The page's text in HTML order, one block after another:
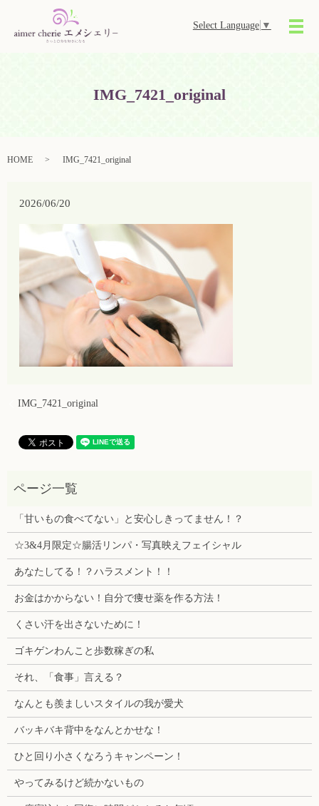
Select Language ▼
メ
IMG_7421_original
HOME IMG_7421_original
2026/06/20
IMG_7421_original
「甘いもの食べてない」と安心しきってません！？
☆3&4月限定☆腸活リンパ・写真映えフェイシャル
あなたしてる！？ハラスメント！！
お金はかからない！自分で痩せ薬を作る方法！
くさい汗を出さないために！
ゴキゲンわんこと歩数稼ぎの私
それ、「食事」言える？
なんとも羨ましいスタイルの我が愛犬
バッキバキ背中をなんとかせな！
ひと回り小さくなろうキャンペーン！
やってみるけど続かないもの